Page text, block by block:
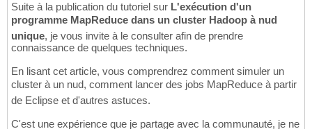
Suite à la publication du tutoriel sur L'exécution d'un
programme MapReduce dans un cluster Hadoop à nud
unique, je vous invite à le consulter afin de prendre
connaissance de quelques techniques.
En lisant cet article, vous comprendrez comment simuler un
cluster à un nud, comment lancer des jobs MapReduce à partir
de Eclipse et d'autres astuces.
C'est une expérience que je partage avec la communauté, je ne